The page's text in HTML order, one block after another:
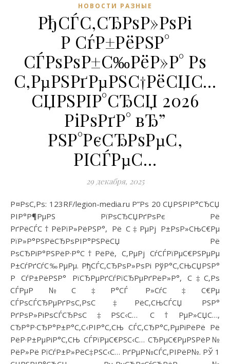
НОВОСТИ РАЗНЫЕ
РђСЃС‚СЂРѕР»РѕРі
Р СѓР±РёРЅР°
СЃРѕРѕР±С‰РёР»Р° Рѕ
С‚РµРЅРґРµРЅС†РёСЏС…
СЏРЅРІР°СЂСЏ 2026
РіРѕРґР° вЂ”
РЅР°РєСЂРѕРµС‚
РІСЃРµС…
29 декабря, 2025
Р¤РѕС‚Рѕ: 123RF/legion-media.ru Р”Рѕ 20 СЏРЅРІР°СЂСЏ
РІР°Р¶РµРЅ РїРѕСЂСЏРґРѕРє Рё
РґРёСЃС†РёРїР»РёРЅР°, Рё С‡РµРј Р±РѕР»СЊС€Рµ
РїР»Р°РЅРёСЂРѕРІР°РЅРёСЏ Рё
РѕСЂРіР°РЅРёР·Р°С†РёРё, С‚РµРј СѓСЃРїРµС€РЅРµРµ
Р±СѓРґСѓС‰РµРµ. РђСЃС‚СЂРѕР»РѕРі РўР°С‚СЊСЏРЅР°
Р СѓР±РёРЅР° РїСЂРµРґСѓРїСЂРµРґРёР»Р°, С‡С‚Рѕ
СЃРµР№С‡Р°СЃ Р»СѓС‡С€Рµ
СЃРѕСЃСЂРµРґРѕС‚РѕС‡РёС‚СЊСЃСЏ РЅР°
РґРѕР»РіРѕСЃСЂРѕС‡РЅС‹С… С†РµР»СЏС…,
СЂР°Р·СЂР°Р±Р°С‚С‹РІР°С‚СЊ СЃС‚СЂР°С‚РµРіРёРё Рё
РёР·Р±РµРіР°С‚СЊ СЃРїРµС€РЅС‹С… СЂРµС€РµРЅРёР№
РёР»Рё РїСѓР±Р»РёС‡РЅС‹С… РґРµР№СЃС‚РІРёР№. РЎ 1